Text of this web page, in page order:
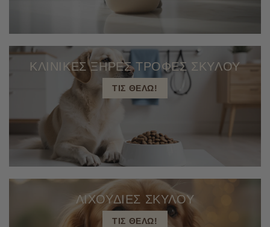
ΚΛΙΝΙΚΕΣ ΞΗΡΕΣ ΤΡΟΦΕΣ ΣΚΥΛΟΥ
ΤΙΣ ΘΕΛΩ!
ΛΙΧΟΥΔΙΕΣ ΣΚΥΛΟΥ
ΤΙΣ ΘΕΛΩ!